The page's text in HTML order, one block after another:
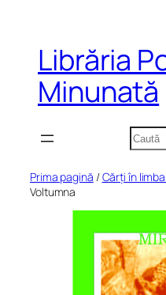
conținutLibrăria
Minunată
Caută
Prima pagină /Cărți în
Voltumna